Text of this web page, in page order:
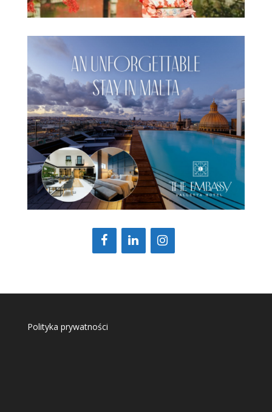
Polityka prywatności